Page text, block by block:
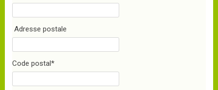
Adresse postale
Code postal*